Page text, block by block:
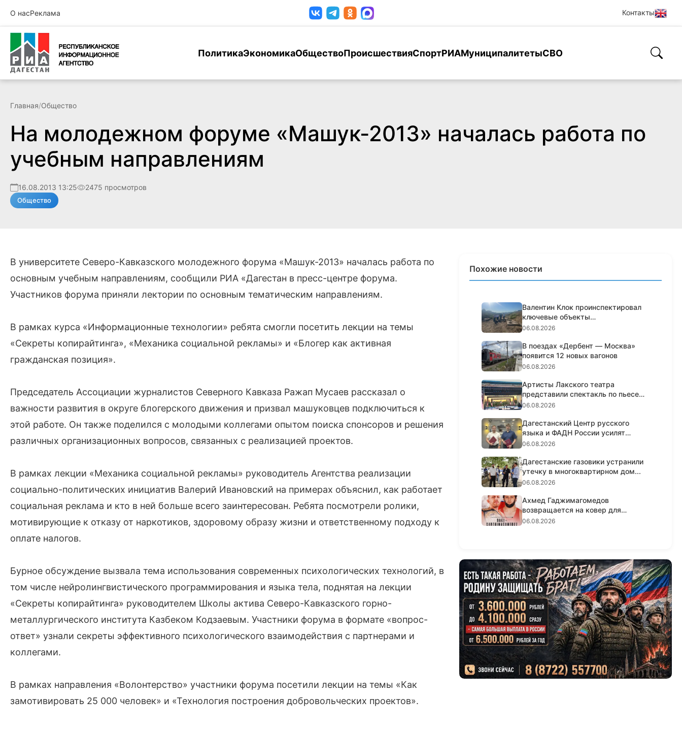
О насРеклама Контакты
ПолитикаЭкономикаОбществоПроисшествияСпортРИАМуниципалитетыСВО
Главная/Общество
На молодежном форуме «Машук-2013» началась работа по
учебным направлениям
16.08.2013 13:25 2475 просмотров
Общество
В университете Северо-Кавказского молодежного форума «Машук-2013» началась работа по
основным учебным направлениям, сообщили РИА «Дагестан в пресс-центре форума.
Участников форума приняли лектории по основным тематическим направлениям.
В рамках курса «Информационные технологии» ребята смогли посетить лекции на темы
«Секреты копирайтинга», «Механика социальной рекламы» и «Блогер как активная
гражданская позиция».
Председатель Ассоциации журналистов Северного Кавказа Ражап Мусаев рассказал о
важности развития в округе блогерского движения и призвал машуковцев подключиться к
этой работе. Он также поделился с молодыми коллегами опытом поиска спонсоров и решения
различных организационных вопросов, связанных с реализацией проектов.
В рамках лекции «Механика социальной рекламы» руководитель Агентства реализации
социально-политических инициатив Валерий Ивановский на примерах объяснил, как работает
социальная реклама и кто в ней больше всего заинтересован. Ребята посмотрели ролики,
мотивирующие к отказу от наркотиков, здоровому образу жизни и ответственному подходу к
оплате налогов.
Бурное обсуждение вызвала тема использования современных психологических технологий, в
том числе нейролингвистического программирования и языка тела, поднятая на лекции
«Секреты копирайтинга» руководителем Школы актива Северо-Кавказского горно-
металлургического института Казбеком Кодзаевым. Участники форума в формате «вопрос-
ответ» узнали секреты эффективного психологического взаимодействия с партнерами и
коллегами.
В рамках направления «Волонтерство» участники форума посетили лекции на темы «Как
замотивировать 25 000 человек» и «Технология построения добровольческих проектов».
Похожие новости
Валентин Клок проинспектировал
ключевые объекты
водоснабжени...
06.08.2026
В поездах «Дербент — Москва»
появится 12 новых вагонов
06.08.2026
Артисты Лакского театра
представили спектакль по пьесе
Шексп...
06.08.2026
Дагестанский Центр русского
языка и ФАДН России усилят
работ...
06.08.2026
Дагестанские газовики устранили
утечку в многоквартирном дом...
06.08.2026
Ахмед Гаджимагомедов
возвращается на ковер для
титульного ре...
06.08.2026